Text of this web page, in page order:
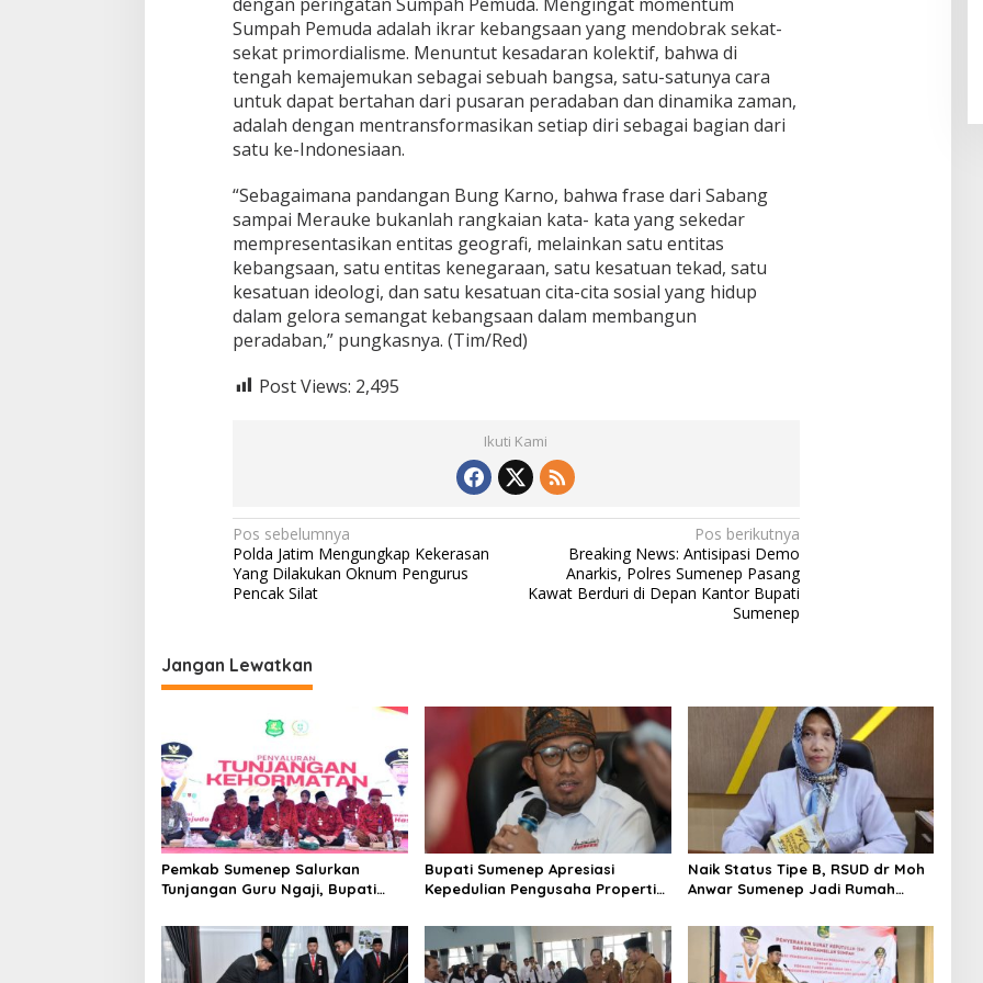
Sumpah Pemuda adalah ikrar kebangsaan yang mendobrak sekat-
sekat primordialisme. Menuntut kesadaran kolektif, bahwa di
tengah kemajemukan sebagai sebuah bangsa, satu-satunya cara
untuk dapat bertahan dari pusaran peradaban dan dinamika zaman,
adalah dengan mentransformasikan setiap diri sebagai bagian dari
satu ke-Indonesiaan.
“Sebagaimana pandangan Bung Karno, bahwa frase dari Sabang
sampai Merauke bukanlah rangkaian kata- kata yang sekedar
mempresentasikan entitas geografi, melainkan satu entitas
kebangsaan, satu entitas kenegaraan, satu kesatuan tekad, satu
kesatuan ideologi, dan satu kesatuan cita-cita sosial yang hidup
dalam gelora semangat kebangsaan dalam membangun
peradaban,” pungkasnya. (Tim/Red)
Post Views: 2,495
Ikuti Kami
N
a
v
g
a
i
p
o
s
Pos sebelumnya
Polda Jatim Mengungkap Kekerasan
Yang Dilakukan Oknum Pengurus
Pencak Silat
Pos berikutnya
Breaking News: Antisipasi Demo
Anarkis, Polres Sumenep Pasang
Kawat Berduri di Depan Kantor Bupati
Sumenep
Jangan Lewatkan
Pemkab Sumenep Salurkan
Tunjangan Guru Ngaji, Bupati
Strategis Bangun Akhlak
Generasi
Bupati Sumenep Apresiasi
Kepedulian Pengusaha Properti
Naik Status Tipe B, RSUD dr Moh
Anwar Sumenep Jadi Rumah